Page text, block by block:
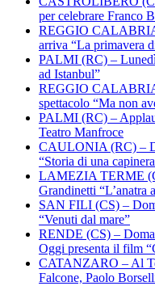
per celebrare Franco
REGGIO CALABRIA
arriva “La primavera
PALMI (RC) –
ad Istanbul”
REGGIO
spettacolo “Ma non
PALMI (RC) –
Teatro Manfroce
CAULONIA (RC) –
“Storia di una
LAMEZIA TERME
Grandinetti “L’anatra
SAN FILI (CS) –
“Venuti dal mare”
RENDE (CS) –
Oggi presenta il film
CATANZARO – Al
Falcone, Paolo